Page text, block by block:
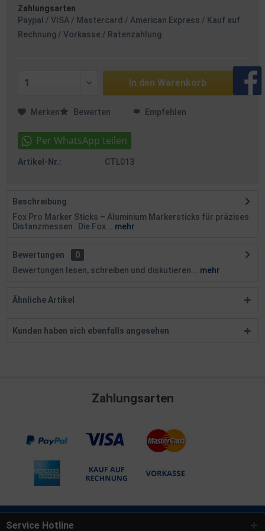
Zahlungsarten
Paypal / VISA / Mastercard / American Express / Kauf auf
Rechnung / Vorkasse / Ratenzahlung
In den Warenkorb
Merken Bewerten Empfehlen
Artikel-Nr.: CTL013
Beschreibung
Fox Pro Marker Sticks – Aluminium Markersticks für präzises
Distanzmessen Die Fox...
mehr
Bewertungen
0
Bewertungen lesen, schreiben und diskutieren...
mehr
Ähnliche Artikel
Kunden haben sich ebenfalls angesehen
Zahlungsarten
Service Hotline